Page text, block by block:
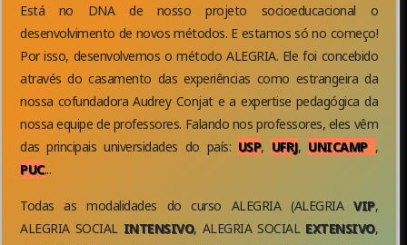
Está no DNA de nosso projeto socioeducacional o
desenvolvimento de novos métodos. E estamos só no começo!
Por isso, desenvolvemos o método ALEGRIA. Ele foi concebido
através do casamento das experiências como estrangeira da
nossa cofundadora Audrey Conjat e a expertise pedagógica da
nossa equipe de professores. Falando nos professores, eles vêm
das principais universidades do país: USP, UFRJ, UNICAMP ,
PUC...
Todas as modalidades do curso ALEGRIA (ALEGRIA VIP,
ALEGRIA SOCIAL INTENSIVO, ALEGRIA SOCIAL EXTENSIVO,